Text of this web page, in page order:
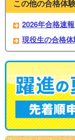
この他の合格体
2026年合格速報
現役生の合格